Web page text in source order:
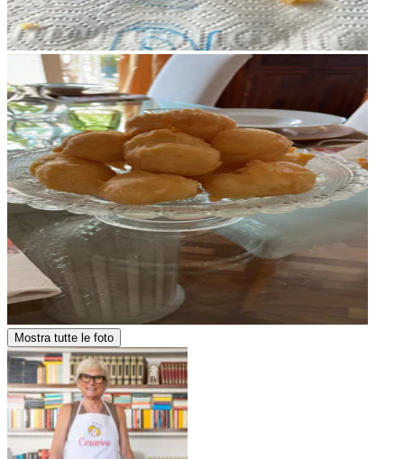
Mostra tutte le foto